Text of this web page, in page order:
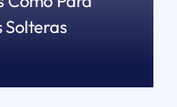
Solteras